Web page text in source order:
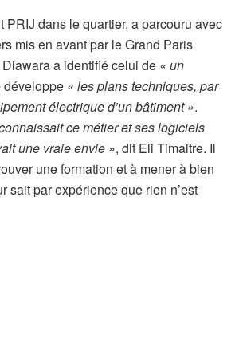
PRIJ dans le quartier, a parcouru avec
mis en avant par le Grand Paris
a identifié celui de « un
développe « les plans techniques, par
électrique d’un bâtiment ».
ce métier et ses logiciels
une vraie envie », dit Eli Timaitre. Il
une formation et à mener à bien
sait par expérience que rien n’est